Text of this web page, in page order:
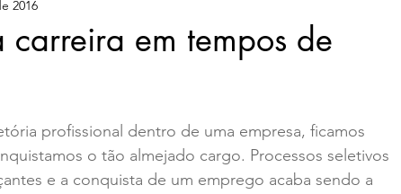
carreira em tempos de
2016
profissional dentro de uma empresa, ficamos
o tão almejado cargo. Processos seletivos
e a conquista de um emprego acaba sendo a